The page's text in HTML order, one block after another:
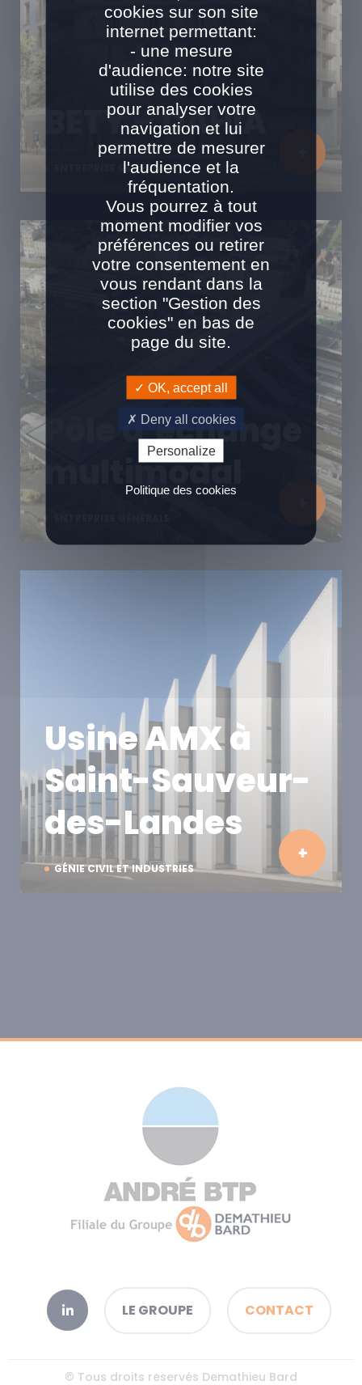
ENTREPRISE GÉNÉRALE
BETY – DAHIA
Pôle d’échange
multimodal
GÉNIE CIVIL ET INDUSTRIES
Usine AMX à
Saint-Sauveur-
des-Landes
LE GROUPE CONTACT
© Tous droits reservés Demathieu Bard
cookies sur son site
internet permettant:
- une mesure
d'audience: notre site
utilise des cookies
pour analyser votre
navigation et lui
permettre de mesurer
l'audience et la
fréquentation.
Vous pourrez à tout
moment modifier vos
préférences ou retirer
votre consentement en
vous rendant dans la
section "Gestion des
cookies" en bas de
page du site.
OK, accept all
Deny all cookies
Personalize
Politique des cookies